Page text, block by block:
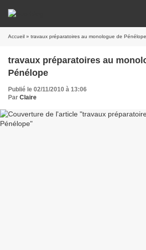
Accueil » travaux préparatoires au monologue de Pénélope
travaux préparatoires au
Pénélope
Publié le 02/11/2010 à 13:06
Par Claire